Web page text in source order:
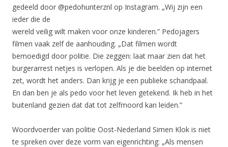
gedeeld door @pedohunterznl op Instagram. „Wij zijn een
ieder die de
wereld veilig wilt maken voor onze kinderen.” Pedojagers
filmen vaak zelf de aanhouding. „Dat filmen wordt
bemoedigd door politie. Die zeggen: laat maar zien dat het
burgerarrest netjes is verlopen. Als je die beelden op internet
zet, wordt het anders. Dan krijg je een publieke schandpaal.
En dan ben je als pedo voor het leven getekend. Ik heb in het
buitenland gezien dat dat tot zelfmoord kan leiden.”
Woordvoerder van politie Oost-Nederland Simen Klok is niet
te spreken over deze vorm van eigenrichting: „Als mensen